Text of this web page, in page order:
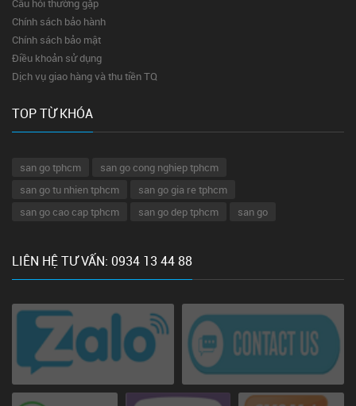
Chính sách bảo hành
Chính sách bảo mật
Điều khoản sử dụng
Dịch vụ giao hàng và thu tiền TQ
TOP TỪ KHÓA
san go tphcm
san go cong nghiep tphcm
san go tu nhien tphcm
san go gia re tphcm
san go cao cap tphcm
san go dep tphcm san go
LIÊN HỆ TƯ VẤN: 0934 13 44 88